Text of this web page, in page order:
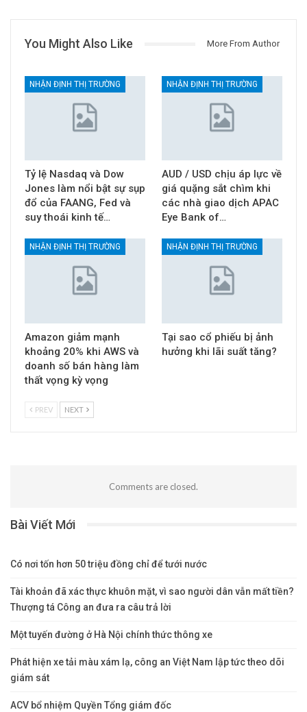
You Might Also Like More From Author
NHẬN ĐỊNH THỊ TRƯỜNG
Tỷ lệ Nasdaq và Dow
Jones làm nổi bật sự sụp
đổ của FAANG, Fed và
suy thoái kinh tế…
NHẬN ĐỊNH THỊ TRƯỜNG
AUD / USD chịu áp lực về
giá quặng sắt chìm khi
các nhà giao dịch APAC
Eye Bank of…
NHẬN ĐỊNH THỊ TRƯỜNG
Amazon giảm mạnh
khoảng 20% khi AWS và
doanh số bán hàng làm
thất vọng kỳ vọng
NHẬN ĐỊNH THỊ TRƯỜNG
Tại sao cổ phiếu bị ảnh
hưởng khi lãi suất tăng?
PREV NEXT
Comments are closed.
Bài Viết Mới
Có nơi tốn hơn 50 triệu đồng chỉ để tưới nước
Tài khoản đã xác thực khuôn mặt, vì sao người dân vẫn mất tiền?
Thượng tá Công an đưa ra câu trả lời
Một tuyến đường ở Hà Nội chính thức thông xe
Phát hiện xe tải màu xám lạ, công an Việt Nam lập tức theo dõi
giám sát
ACV bổ nhiệm Quyền Tổng giám đốc